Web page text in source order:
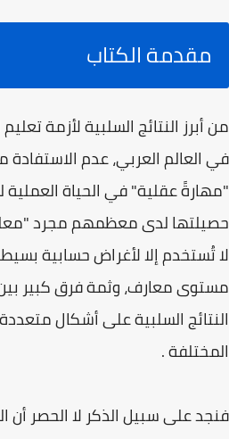
مقدمة الكتاب
من أبرز النتائج السلبية لأزمة
في العالم العربي، عدم
"مهارةً عقلية" في الحياة
حصيلتها لدى معظمهم مجرد
لا تُستخدم إلا لأغراض حسابية
مستوى معارف، وثمة فرق كبير
النتائج السلبية على أشكال
المختلفة .
فنجد على سبيل الذكر لا الحصر